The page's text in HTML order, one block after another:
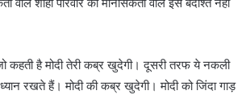
कहती है मोदी तेरी कब्र खुदेगी। दूसरी तरफ ये नकली
रखते हैं। मोदी की कब्र खुदेगी। मोदी को जिंदा गाड़